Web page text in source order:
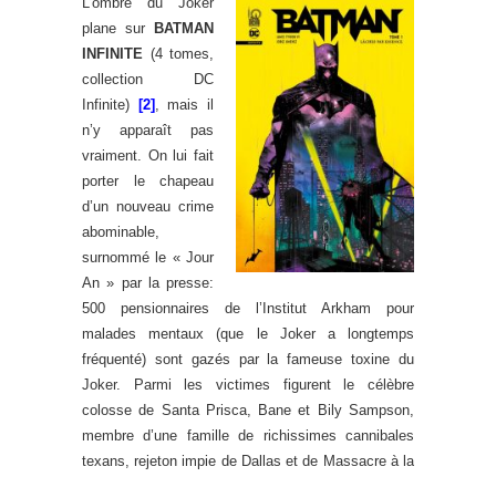
plane sur
BATMAN
INFINITE (4 tomes,
collection DC
Infinite)
[2] , mais il
n’y apparaît pas
vraiment. On lui fait
porter le chapeau
d’un nouveau crime
abominable,
surnommé le « Jour
An » par la presse:
500 pensionnaires de l’Institut Arkham pour
malades mentaux (que le Joker a longtemps
fréquenté) sont gazés par la fameuse toxine du
Joker. Parmi les victimes figurent le célèbre
colosse de Santa Prisca, Bane et Bily Sampson,
membre d’une famille de richissimes cannibales
texans, rejeton impie de Dallas et de Massacre à la